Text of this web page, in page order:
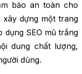
bảo an toàn cho
dựng một trang
SEO mũ trắng
dung chất lượng,
dùng.